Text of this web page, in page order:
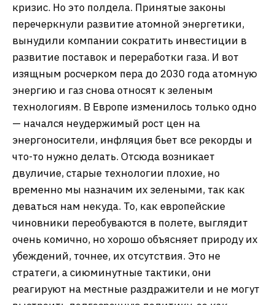
кризис. Но это полдела. Принятые законы
перечеркнули развитие атомной энергетики,
вынудили компании сократить инвестиции в
развитие поставок и переработки газа. И вот
изящным росчерком пера до 2030 года атомную
энергию и газ снова относят к зеленым
технологиям. В Европе изменилось только одно
— начался неудержимый рост цен на
энергоносители, инфляция бьет все рекорды и
что-то нужно делать. Отсюда возникает
двуличие, старые технологии плохие, но
временно мы назначим их зелеными, так как
деваться нам некуда. То, как европейские
чиновники переобуваются в полете, выглядит
очень комично, но хорошо объясняет природу их
убеждений, точнее, их отсутствия. Это не
стратеги, а сиюминутные тактики, они
реагируют на местные раздражители и не могут